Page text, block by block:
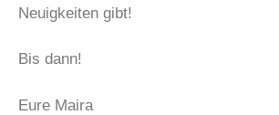
Neuigkeiten gibt!
Bis dann!
Eure Maira